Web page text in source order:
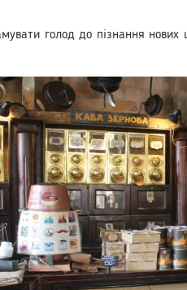
голод до пізнання